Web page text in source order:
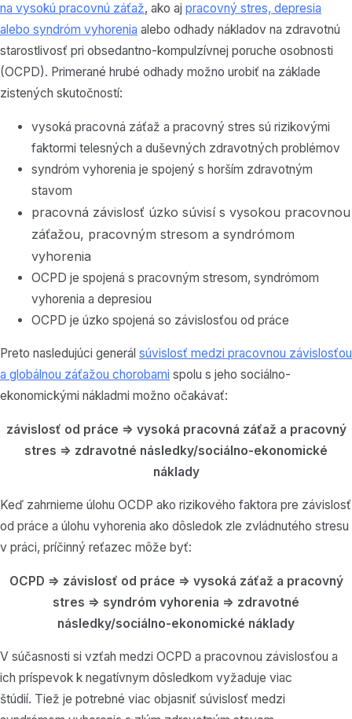
na vysokú pracovnú záťaž, ako aj pracovný stres, depresia
alebo syndróm vyhorenia alebo odhady nákladov na zdravotnú
starostlivosť pri obsedantno-kompulzívnej poruche osobnosti
(OCPD). Primerané hrubé odhady možno urobiť na základe
zistených skutočností:
vysoká pracovná záťaž a pracovný stres sú rizikovými
faktormi telesných a duševných zdravotných problémov
syndróm vyhorenia je spojený s horším zdravotným
stavom
pracovná závislosť úzko súvisí s vysokou pracovnou
záťažou, pracovným stresom a syndrómom
vyhorenia
OCPD je spojená s pracovným stresom, syndrómom
vyhorenia a depresiou
OCPD je úzko spojená so závislosťou od práce
Preto nasledujúci generál súvislosť medzi pracovnou závislosťou
a globálnou záťažou chorobami spolu s jeho sociálno-
ekonomickými nákladmi možno očakávať:
závislosť od práce => vysoká pracovná záťaž a pracovný
stres => zdravotné následky/sociálno-ekonomické
náklady
Keď zahrnieme úlohu OCDP ako rizikového faktora pre závislosť
od práce a úlohu vyhorenia ako dôsledok zle zvládnutého stresu
v práci, príčinný reťazec môže byť:
OCPD => závislosť od práce => vysoká záťaž a pracovný
stres => syndróm vyhorenia => zdravotné
následky/sociálno-ekonomické náklady
V súčasnosti si vzťah medzi OCPD a pracovnou závislosťou a
ich príspevok k negatívnym dôsledkom vyžaduje viac
štúdií. Tiež je potrebné viac objasniť súvislosť medzi